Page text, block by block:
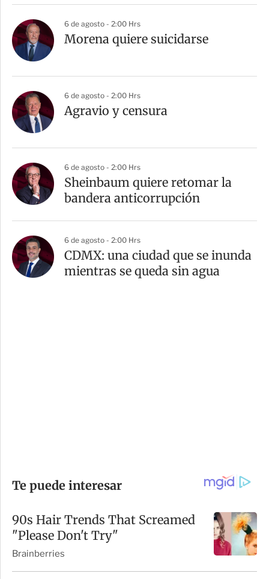
6 de agosto - 2:00 Hrs
Morena quiere suicidarse
6 de agosto - 2:00 Hrs
Agravio y censura
6 de agosto - 2:00 Hrs
Sheinbaum quiere retomar la
bandera anticorrupción
6 de agosto - 2:00 Hrs
CDMX: una ciudad que se inunda
mientras se queda sin agua